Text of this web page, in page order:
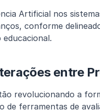
Artificial nos
conforme
entre
revolucionando a
de ferramentas de